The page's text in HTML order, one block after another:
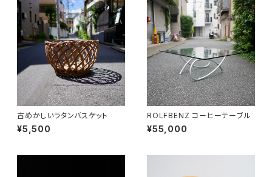
古めかしいラタンバスケット
¥5,500
ROLFBENZ コーヒーテーブル
¥55,000